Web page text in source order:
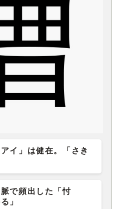
イ」は健在。「さき
で頻出した「忖
」